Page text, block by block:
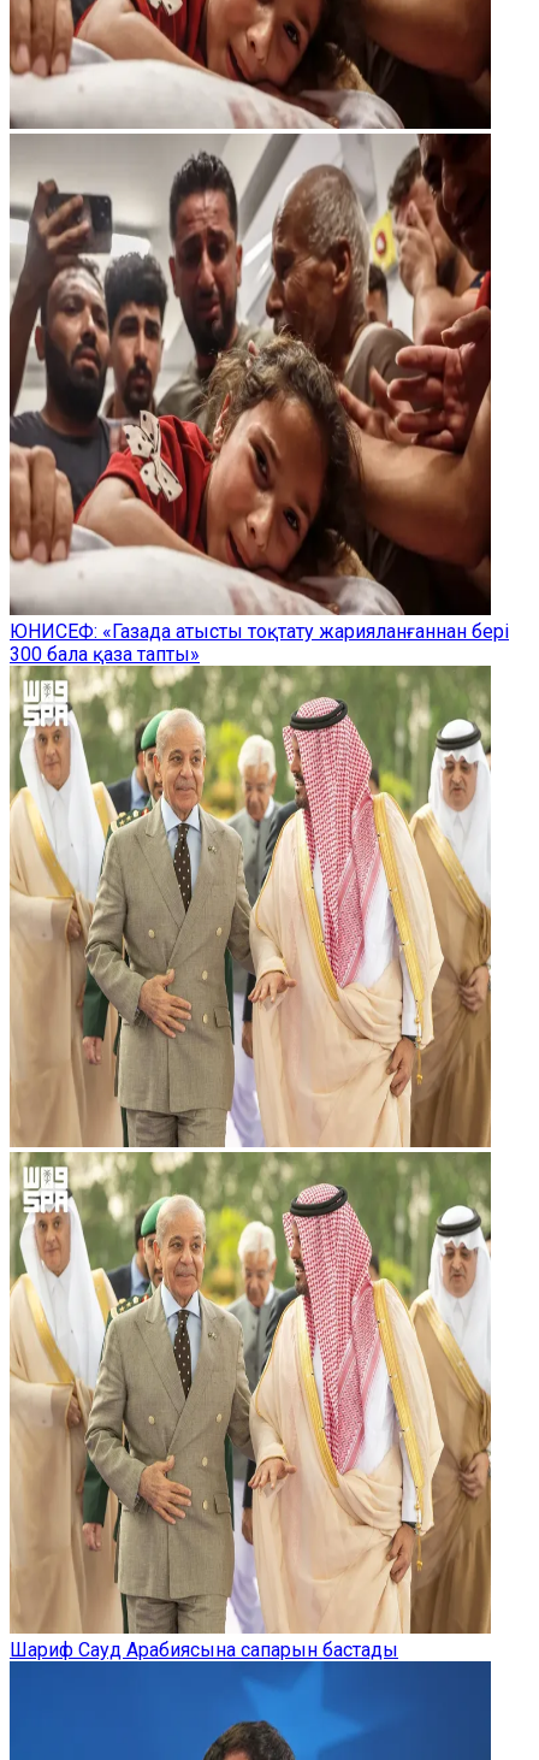
ЮНИСЕФ: «Газада атысты тоқтату жарияланғаннан бері
300 бала қаза тапты»
Шариф Сауд Арабиясына сапарын бастады